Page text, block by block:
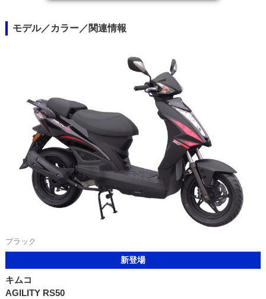
モデル／カラー／関連情報
ブラック
新登場
キムコ
AGILITY RS50